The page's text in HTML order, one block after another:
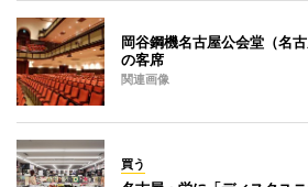
岡谷鋼機名古屋公会堂（名
の客席
関連画像
買う